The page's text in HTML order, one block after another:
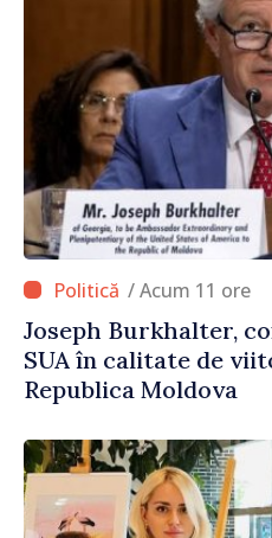
/ Acum 11 ore
Joseph Burkhalter,
SUA în calitate de
Republica Moldova